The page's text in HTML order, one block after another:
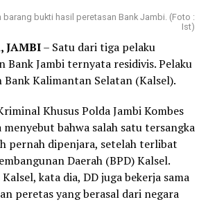
pusat hingga daerah sehingga
monitoring yang berada di
solusi sebelum berkembang
hukum.
Newsroom Pusat, ada koordinator
tingkat provinsi, kemudian di tingkat
di setiap kabupaten membentuk
dengan anggota terdiri dari
ini dibentuk untuk mengurai
yang muncul di tingkat desa agar
barang bukti hasil peretasan Bank Jambi. (Foto :
Ist)
JAMBI– Satu dari tiga pelaku
Bank Jambi ternyata residivis. Pelaku
Kalimantan Selatan (Kalsel).
Khusus Polda Jambi Kombes
bahwa salah satu tersangka
pernah dipenjara, setelah terlibat
Daerah (BPD) Kalsel.
kata dia, DD juga bekerja sama
peretas yang berasal dari negara